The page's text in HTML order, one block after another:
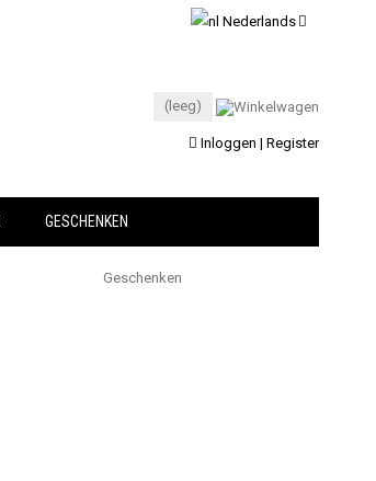
Nederlands
(leeg)
Inloggen | Register
GESCHENKEN
Geschenken